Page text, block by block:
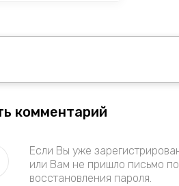
комментарий
Если Вы уже
или Вам не пришло письмо
восстановления пароля.